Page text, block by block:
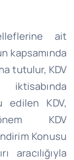
ait
kapsamında
tutulur, KDV
iktisabında
edilen KDV,
KDV
Konusu
aracılığıyla